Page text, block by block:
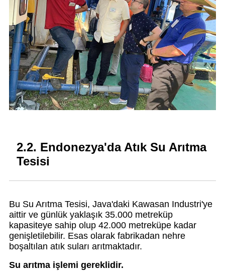
2.2. Endonezya'da Atık Su Arıtma
Tesisi
Bu Su Arıtma Tesisi, Java'daki Kawasan Industri'ye
aittir ve günlük yaklaşık 35.000 metreküp
kapasiteye sahip olup 42.000 metreküpe kadar
genişletilebilir. Esas olarak fabrikadan nehre
boşaltılan atık suları arıtmaktadır.
Su arıtma işlemi gereklidir.